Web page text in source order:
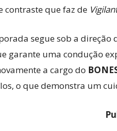
contraste que faz de
segue sob a direção
garante uma condução
a cargo do
o que demonstra um